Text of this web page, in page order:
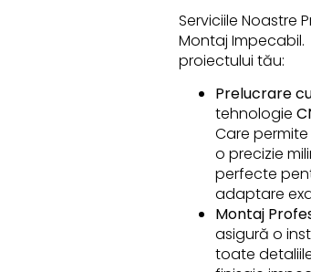
Serviciile Noastre
Montaj
proiectului tău:
Prelucrare
tehnologie
Care
o precizie
perfecte
adaptare
Montaj
asigură o
toate